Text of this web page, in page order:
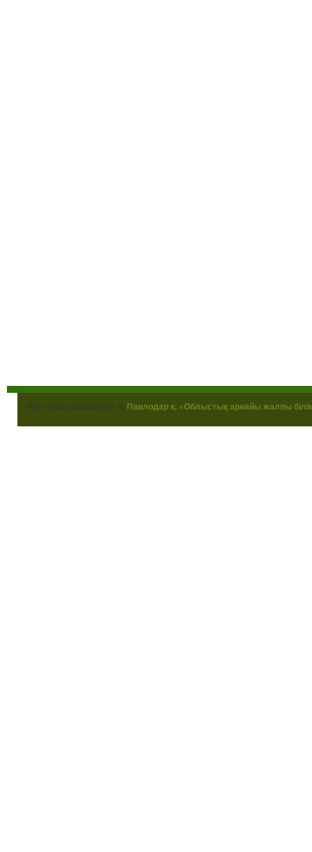
Все права защищены. © Павлодар қ. «Облыстық арнайы жалпы